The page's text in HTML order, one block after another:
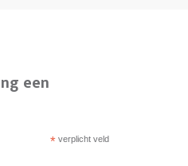
een
*verplicht veld